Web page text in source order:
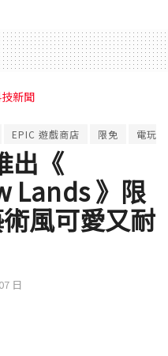
新聞
EPIC 遊戲商店 限免 電玩
出《
Lands 》限
風可愛又耐
日